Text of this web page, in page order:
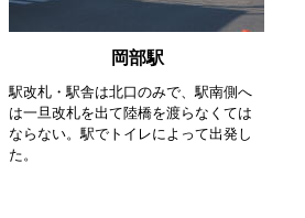
岡部駅
駅改札・駅舎は北口のみで、駅南側へ
は一旦改札を出て陸橋を渡らなくては
ならない。駅でトイレによって出発し
た。